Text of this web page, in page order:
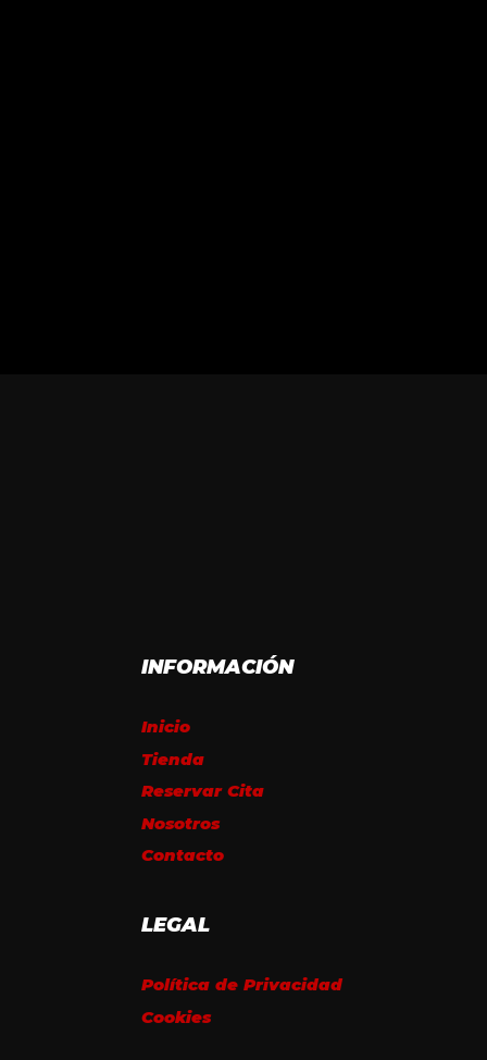
INFORMACIÓN
Inicio
Tienda
Reservar Cita
Nosotros
Contacto
LEGAL
Política de Privacidad
Cookies